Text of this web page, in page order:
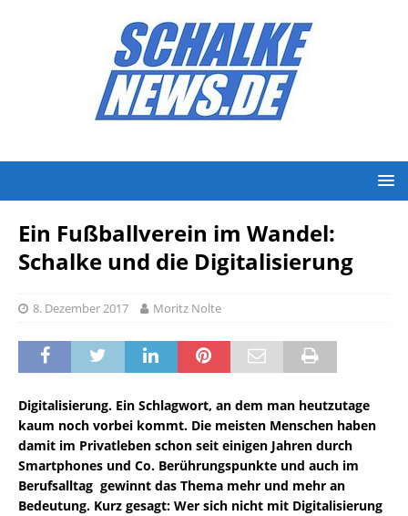
Ein Fußballverein im Wandel:
Schalke und die Digitalisierung
8. Dezember 2017 Moritz Nolte
Digitalisierung. Ein Schlagwort, an dem man heutzutage
kaum noch vorbei kommt. Die meisten Menschen haben
damit im Privatleben schon seit einigen Jahren durch
Smartphones und Co. Berührungspunkte und auch im
Berufsalltag gewinnt das Thema mehr und mehr an
Bedeutung. Kurz gesagt: Wer sich nicht mit Digitalisierung